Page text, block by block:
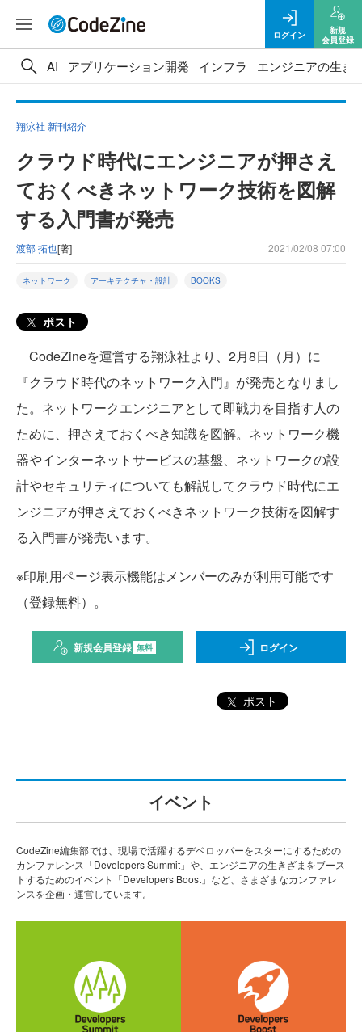
ログイン
新規
会員登録
AI アプリケーション開発 インフラ エンジニアの生き
翔泳社 新刊紹介
クラウド時代にエンジニアが押さえ
ておくべきネットワーク技術を図解
する入門書が発売
渡部 拓也[著] 2021/02/08 07:00
ネットワーク アーキテクチャ・設計 BOOKS
ポスト
CodeZineを運営する翔泳社より、2月8日（月）に
『クラウド時代のネットワーク入門』が発売となりまし
た。ネットワークエンジニアとして即戦力を目指す人の
ために、押さえておくべき知識を図解。ネットワーク機
器やインターネットサービスの基盤、ネットワークの設
計やセキュリティについても解説してクラウド時代にエ
ンジニアが押さえておくべきネットワーク技術を図解す
る入門書が発売います。
※印刷用ページ表示機能はメンバーのみが利用可能です
（登録無料）。
新規会員登録 無料 ログイン
ポスト
イベント
CodeZine編集部では、現場で活躍するデベロッパーをスターにするための
カンファレンス「Developers Summit」や、エンジニアの生きざまをブース
トするためのイベント「Developers Boost」など、さまざまなカンファレ
ンスを企画・運営しています。